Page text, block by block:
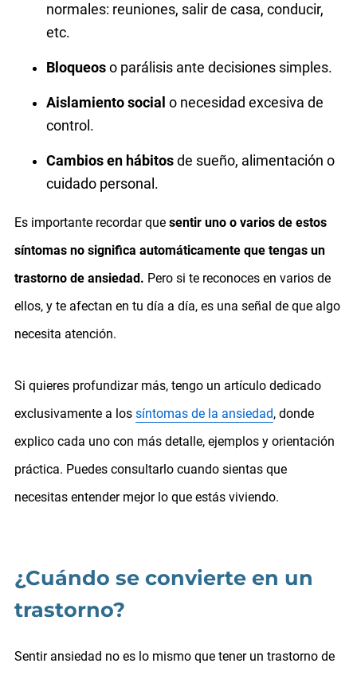
normales: reuniones, salir de casa, conducir,
etc.
Bloqueoso parálisis ante decisiones simples.
Aislamiento social o necesidad excesiva de
control.
Cambios en hábitosde sueño, alimentación o
cuidado personal.
Es importante recordar que sentir uno o varios de estos
síntomas no significa automáticamente que tengas un
trastorno de ansiedad. Pero si te reconoces en varios de
ellos, y te afectan en tu día a día, es una señal de que algo
necesita atención.
Si quieres profundizar más, tengo un artículo dedicado
exclusivamente a los síntomas de la ansiedad, donde
explico cada uno con más detalle, ejemplos y orientación
práctica. Puedes consultarlo cuando sientas que
necesitas entender mejor lo que estás viviendo.
¿Cuándo se convierte en un
trastorno?
Sentir ansiedad no es lo mismo que tener un trastorno de